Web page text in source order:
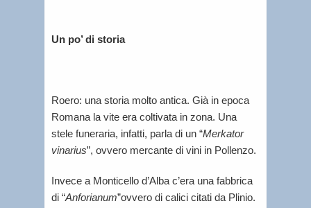
Un po’ di storia
Roero: una storia molto antica. Già in epoca
Romana la vite era coltivata in zona. Una
stele funeraria, infatti, parla di un “Merkator
vinarius”, ovvero mercante di vini in Pollenzo.
Invece a Monticello d’Alba c’era una fabbrica
di “Anforianum”ovvero di calici citati da Plinio.